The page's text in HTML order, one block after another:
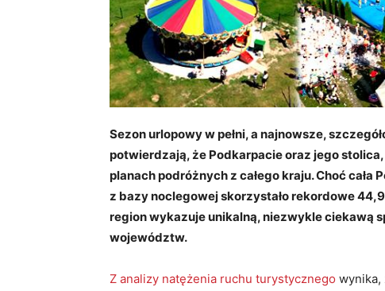
Sezon urlopowy w pełni, a najnowsze,
potwierdzają, że Podkarpacie oraz jego
planach podróżnych z całego kraju. Choć
z bazy noclegowej skorzystało rekordowe
region wykazuje unikalną, niezwykle ciekawą
województw.
Z analizy natężenia ruchu turystycznego wynika,